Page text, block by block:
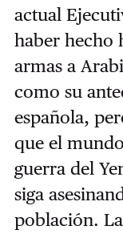
actual
haber hecho
armas a
como su
española,
que el
guerra del
siga
población.